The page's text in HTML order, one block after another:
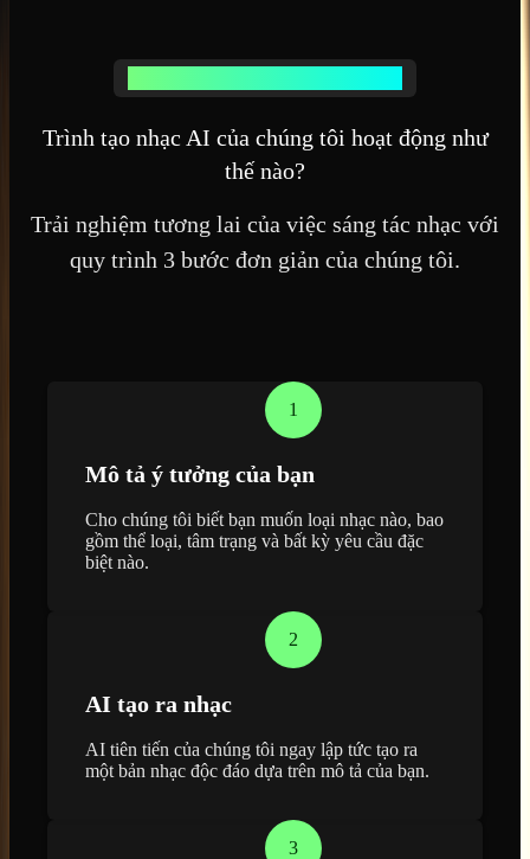
Trình tạo nhạc AI của chúng tôi hoạt động như
thế nào?
Trải nghiệm tương lai của việc sáng tác nhạc với
quy trình 3 bước đơn giản của chúng tôi.
1
Mô tả ý tưởng của bạn
Cho chúng tôi biết bạn muốn loại nhạc nào, bao
gồm thể loại, tâm trạng và bất kỳ yêu cầu đặc
biệt nào.
2
AI tạo ra nhạc
AI tiên tiến của chúng tôi ngay lập tức tạo ra
một bản nhạc độc đáo dựa trên mô tả của bạn.
3